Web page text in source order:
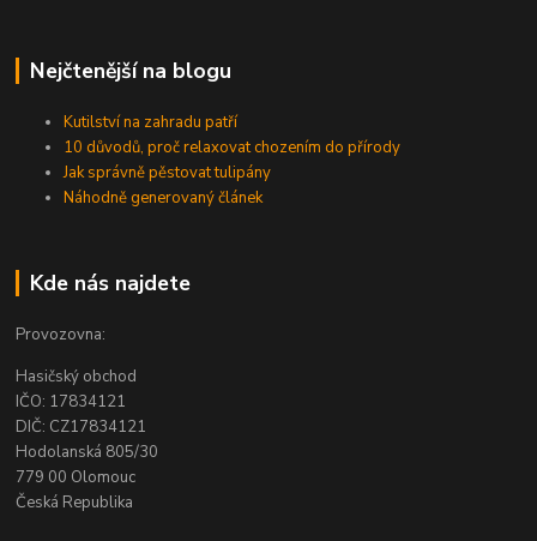
Nejčtenější na blogu
Kutilství na zahradu patří
10 důvodů, proč relaxovat chozením do přírody
Jak správně pěstovat tulipány
Náhodně generovaný článek
Kde nás najdete
Provozovna:
Hasičský obchod
IČO: 17834121
DIČ: CZ17834121
Hodolanská 805/30
779 00 Olomouc
Česká Republika